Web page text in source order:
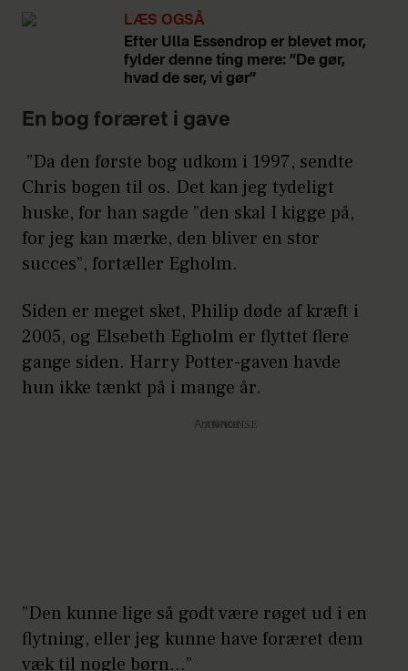
LÆS OGSÅ
Efter Ulla Essendrop er blevet mor,
fylder denne ting mere: ”De gør,
hvad de ser, vi gør”
En bog foræret i gave
”Da den første bog udkom i 1997, sendte
Chris bogen til os. Det kan jeg tydeligt
huske, for han sagde ”den skal I kigge på,
for jeg kan mærke, den bliver en stor
succes”, fortæller Egholm.
Siden er meget sket, Philip døde af kræft i
2005, og Elsebeth Egholm er flyttet flere
gange siden. Harry Potter-gaven havde
hun ikke tænkt på i mange år.
Annonce
”Den kunne lige så godt være røget ud i en
flytning, eller jeg kunne have foræret dem
væk til nogle børn…”